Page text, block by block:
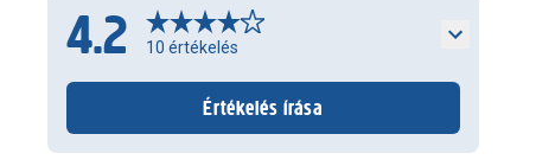
4.2 10 értékelés
Értékelés írása